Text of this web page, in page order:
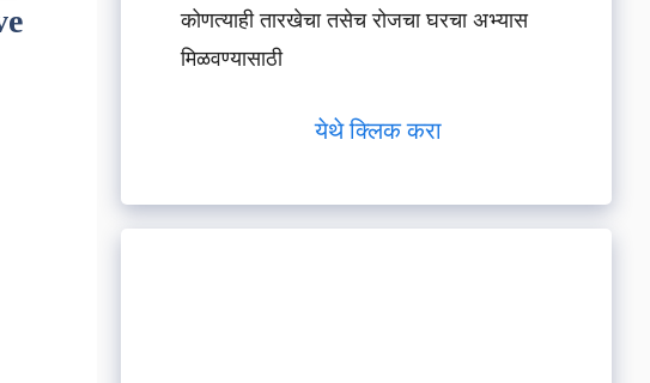
कोणत्याही तारखेचा तसेच रोजचा घरचा अभ्यास
मिळवण्यासाठी
येथे क्लिक करा